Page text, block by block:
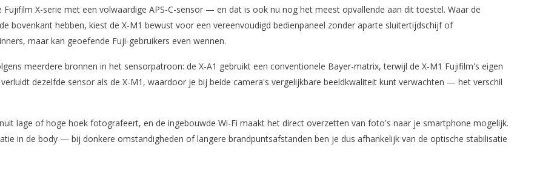
X-serie met een volwaardige APS-C-sensor — en dat is ook nu nog het meest opvallende aan dit toestel. Waar de
bovenkant hebben, kiest de X-M1 bewust voor een vereenvoudigd bedienpaneel zonder aparte sluitertijdschijf of
maar kan geoefende Fuji-gebruikers even wennen.
meerdere bronnen in het sensorpatroon: de X-A1 gebruikt een conventionele Bayer-matrix, terwijl de X-M1 Fujifilm's eigen
dezelfde sensor als de X-M1, waardoor je bij beide camera's vergelijkbare beeldkwaliteit kunt verwachten — het verschil
lage of hoge hoek fotografeert, en de ingebouwde Wi-Fi maakt het direct overzetten van foto's naar je smartphone mogelijk.
in de body — bij donkere omstandigheden of langere brandpuntsafstanden ben je dus afhankelijk van de optische stabilisatie